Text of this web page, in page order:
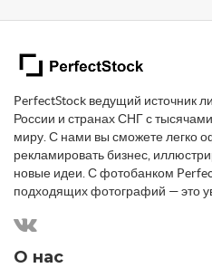
PerfectStock ведущий источник
России и странах СНГ с
миру. С нами вы сможете легко
рекламировать бизнес,
новые идеи. С фотобанком
подходящих фотографий — это
О нас